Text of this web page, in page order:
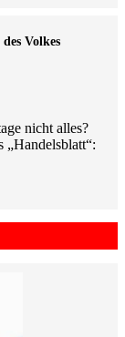
Volkes
nicht alles?